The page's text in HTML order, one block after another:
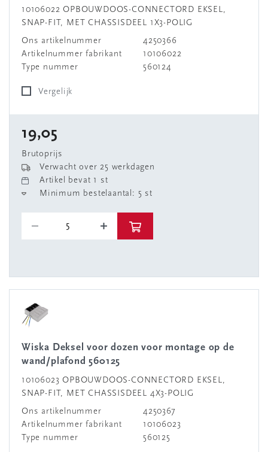
10106022 OPBOUWDOOS-CONNECTORD EKSEL,
SNAP-FIT, MET CHASSISDEEL 1X3-POLIG
Ons artikelnummer
4250366
Artikelnummer fabrikant
10106022
Type nummer
560124
Vergelijk
19,05
Brutoprijs
Verwacht over 25 werkdagen
Artikel bevat 1 st
Minimum bestelaantal: 5 st
Wiska Deksel voor dozen voor montage op de
wand/plafond 560125
10106023 OPBOUWDOOS-CONNECTORD EKSEL,
SNAP-FIT, MET CHASSISDEEL 4X3-POLIG
Ons artikelnummer
4250367
Artikelnummer fabrikant
10106023
Type nummer
560125